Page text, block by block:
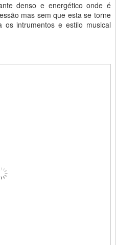
denso e energético onde é
mas sem que esta se torne
os intrumentos e estilo musical